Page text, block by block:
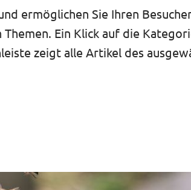
ermöglichen Sie Ihren
Ein Klick auf die
zeigt alle Artikel des